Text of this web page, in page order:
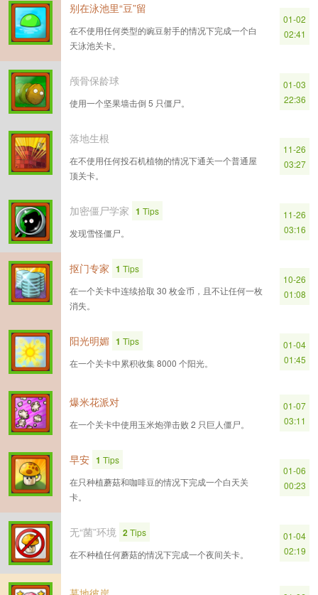
别在泳池里“豆”留
在不使用任何类型的豌豆射手的情况下完成一个白
天泳池关卡。
01-02
02:41
颅骨保龄球
使用一个坚果墙击倒 5 只僵尸。
01-03
22:36
落地生根
在不使用任何投石机植物的情况下通关一个普通屋
顶关卡。
11-26
03:27
加密僵尸学家 1 Tips
发现雪怪僵尸。
11-26
03:16
抠门专家 1 Tips
在一个关卡中连续拾取 30 枚金币，且不让任何一枚
消失。
10-26
01:08
阳光明媚 1 Tips
在一个关卡中累积收集 8000 个阳光。
01-04
01:45
爆米花派对
在一个关卡中使用玉米炮弹击败 2 只巨人僵尸。
01-07
03:11
早安 1 Tips
在只种植蘑菇和咖啡豆的情况下完成一个白天关
卡。
01-06
00:23
无“菌”环境 2Tips
在不种植任何蘑菇的情况下完成一个夜间关卡。
01-04
02:19